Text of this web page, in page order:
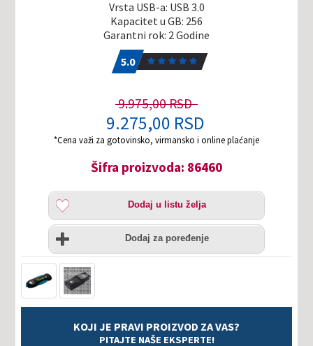
Vrsta USB-a: USB 3.0
Kapacitet u GB: 256
Garantni rok: 2 Godine
5.0
9.975,00 RSD
9.275,00 RSD
*Cena važi za gotovinsko, virmansko i online plaćanje
Šifra proizvoda: 86460
Dodaj
listu
želja
Dodaj u listu želja
Uporedi
Dodaj za poređenje
KOJI JE PRAVI PROIZVOD ZA VAS?
PITAJTE NAŠE EKSPERTE!